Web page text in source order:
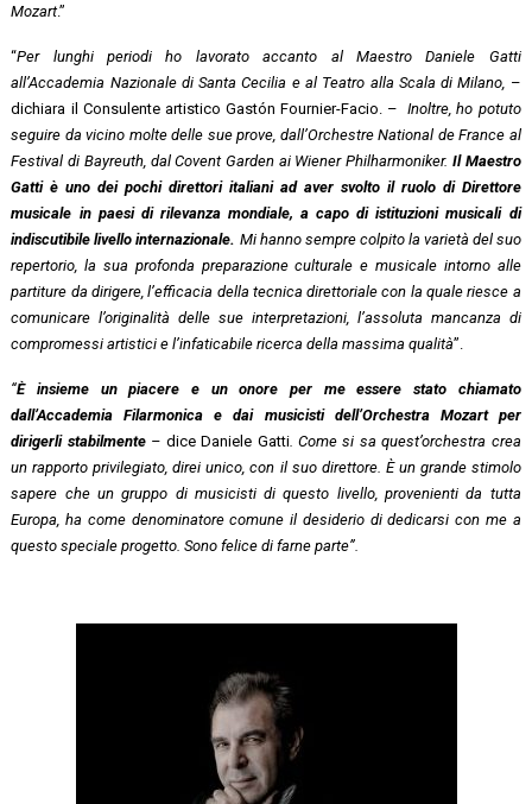
Mozart.”
“Per lunghi periodi ho lavorato accanto al Maestro Daniele Gatti
all’Accademia Nazionale di Santa Cecilia e al Teatro alla Scala di Milano, –
dichiara il Consulente artistico Gastón Fournier-Facio. –Inoltre, ho potuto
seguire da vicino molte delle sue prove, dall’Orchestre National de France al
Festival di Bayreuth, dal Covent Garden ai Wiener Philharmoniker. Il Maestro
Gatti è uno dei pochi direttori italiani ad aver svolto il ruolo di Direttore
musicale in paesi di rilevanza mondiale, a capo di istituzioni musicali di
indiscutibile livello internazionale. Mi hanno sempre colpito la varietà del suo
repertorio, la sua profonda preparazione culturale e musicale intorno alle
partiture da dirigere, l’efficacia della tecnica direttoriale con la quale riesce a
comunicare l’originalità delle sue interpretazioni, l’assoluta mancanza di
compromessi artistici e l’infaticabile ricerca della massima qualità”.
“È insieme un piacere e un onore per me essere stato chiamato
dall’Accademia Filarmonica e dai musicisti dell’Orchestra Mozart per
dirigerli stabilmente– dice Daniele Gatti. Come si sa quest’orchestra crea
un rapporto privilegiato, direi unico, con il suo direttore. È un grande stimolo
sapere che un gruppo di musicisti di questo livello, provenienti da tutta
Europa, ha come denominatore comune il desiderio di dedicarsi con me a
questo speciale progetto. Sono felice di farne parte”.